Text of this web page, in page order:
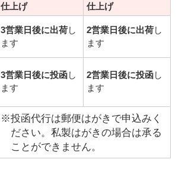
仕上げ
仕上げ
3営業日後に出荷し
ます
2営業日後に出荷し
ます
3営業日後に投函し
ます
2営業日後に投函し
ます
※投函代行は郵便はがきで申込みく
ださい。私製はがきの場合は承る
ことができません。